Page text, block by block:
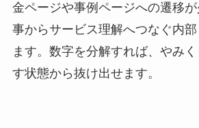
金ページや事例ページへの遷移
事からサービス理解へつなぐ内
ます。数字を分解すれば、やみ
す状態から抜け出せます。